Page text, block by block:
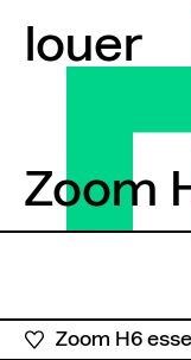
louer
Zoom
Zoom H6